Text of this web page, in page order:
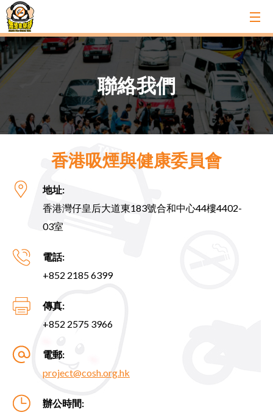
聯絡我們
香港吸煙與健康委員會
地址:
香港灣仔皇后大道東183號合和中心44樓4402-
03室
電話:
+852 2185 6399
傳真:
+852 2575 3966
電郵:
project@cosh.org.hk
辦公時間: